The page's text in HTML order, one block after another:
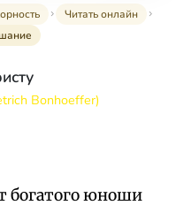
Читать онлайн
Bonhoeffer)
богатого юноши